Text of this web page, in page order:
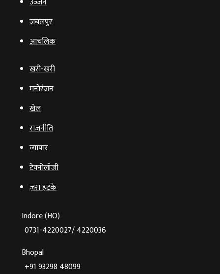
जबलपुर
आचंलिक
खरी-खरी
मनोरंजन
खेल
राजनीति
व्‍यापार
टेक्‍नोलॉजी
ज़रा हटके
Indore (HO)
0731-4220027/ 4220036
Bhopal
+91 93298 48099